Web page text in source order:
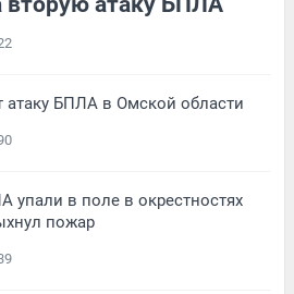
атаку БПЛА в Омской области
упали в поле в окрестностях
пожар